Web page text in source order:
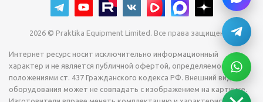
2026 © Praktika Equipment Limited. Все права защищены.
Интернет ресурс носит исключительно информационный
характер и не является публичной офертой, определяемой
положениями ст. 437 Гражданского кодекса РФ. Внешний вид
оборудования может не совпадать с изображением на картинке.